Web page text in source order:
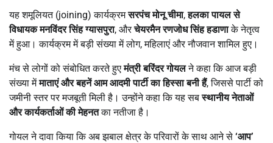
यह शमूलियत (joining) कार्यक्रमसरपंच मोनू चीमा,हलका पायल से
विधायक मनविंदर सिंह ग्यासपुरा, औरचेयरमैन रणजोध सिंह हडाणाके नेतृत्व
में हुआ। कार्यक्रम में बड़ी संख्या में लोग, महिलाएं और नौजवान शामिल हुए।
मंच से लोगों को संबोधित करते हुएमंत्री बरिंदर गोयलने कहा कि आज बड़ी
संख्या मेंमाताएं और बहनें आम आदमी पार्टी का हिस्सा बनी हैं, जिससे पार्टी को
जमीनी स्तर पर मजबूती मिली है। उन्होंने कहा कि यह सबस्थानीय नेताओं
और कार्यकर्ताओं की मेहनतका नतीजा है।
गोयल ने दावा किया कि अब झबाल क्षेत्र के परिवारों के साथ आने से ‘आप’